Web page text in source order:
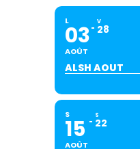
L
03
AOÛT
V
28
ALSH AOUT
S
15
AOÛT
S
22